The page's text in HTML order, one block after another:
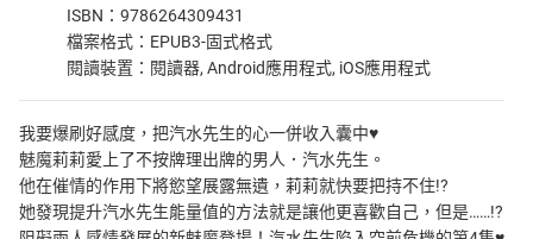
ISBN：9786264309431
檔案格式：EPUB3-固式格式
閱讀裝置：閱讀器, Android應用程式, iOS應用程式
我要爆刷好感度，把汽水先生的心一併收入囊中♥
魅魔莉莉愛上了不按牌理出牌的男人．汽水先生。
他在催情的作用下將慾望展露無遺，莉莉就快要把持不住!?
她發現提升汽水先生能量值的方法就是讓他更喜歡自己，但是……!?